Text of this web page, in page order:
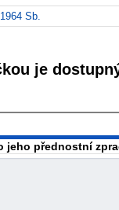
Sb.
je
jeho přednostní